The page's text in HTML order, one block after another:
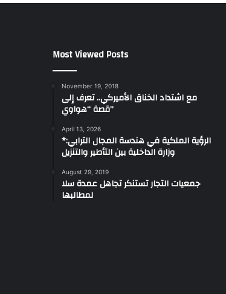
Most Viewed Posts
November 19, 2018
مع اشتداد الخناق الأميركي.. تعرف إلى
قصة “هواوي”
April 13, 2026
*الرؤية الملكية في هندسة المجال الترابي:
وزارة الداخلية بين التأطير والتنزيل
August 29, 2019
جمعيات التجار تستنكر تجاهل عمدة سلا
لمطالبها